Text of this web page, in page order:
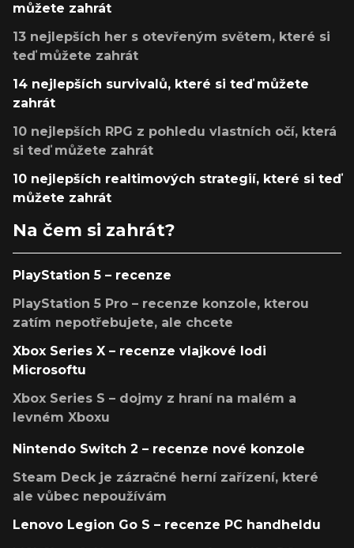
můžete zahrát
13 nejlepších her s otevřeným světem, které si
teď můžete zahrát
14 nejlepších survivalů, které si teď můžete
zahrát
10 nejlepších RPG z pohledu vlastních očí, která
si teď můžete zahrát
10 nejlepších realtimových strategií, které si teď
můžete zahrát
Na čem si zahrát?
PlayStation 5 – recenze
PlayStation 5 Pro – recenze konzole, kterou
zatím nepotřebujete, ale chcete
Xbox Series X – recenze vlajkové lodi
Microsoftu
Xbox Series S – dojmy z hraní na malém a
levném Xboxu
Nintendo Switch 2 – recenze nové konzole
Steam Deck je zázračné herní zařízení, které
ale vůbec nepoužívám
Lenovo Legion Go S – recenze PC handheldu